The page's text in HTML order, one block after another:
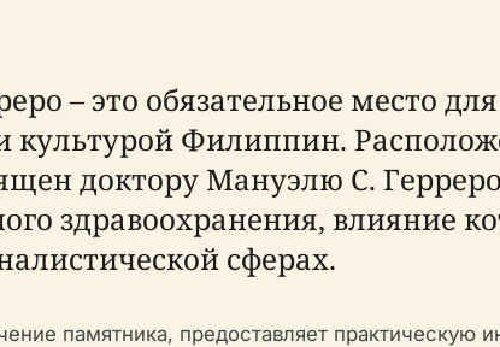
– это обязательное место
культурой Филиппин.
доктору Мануэлю С.
здравоохранения, влияние
сферах.
памятника, предоставляет практическую